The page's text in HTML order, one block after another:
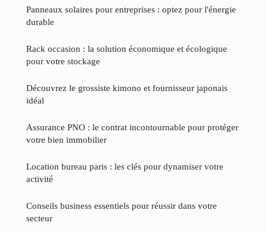
Panneaux solaires pour entreprises : optez pour l'énergie
durable
Rack occasion : la solution économique et écologique
pour votre stockage
Découvrez le grossiste kimono et fournisseur japonais
idéal
Assurance PNO : le contrat incontournable pour protéger
votre bien immobilier
Location bureau paris : les clés pour dynamiser votre
activité
Conseils business essentiels pour réussir dans votre
secteur